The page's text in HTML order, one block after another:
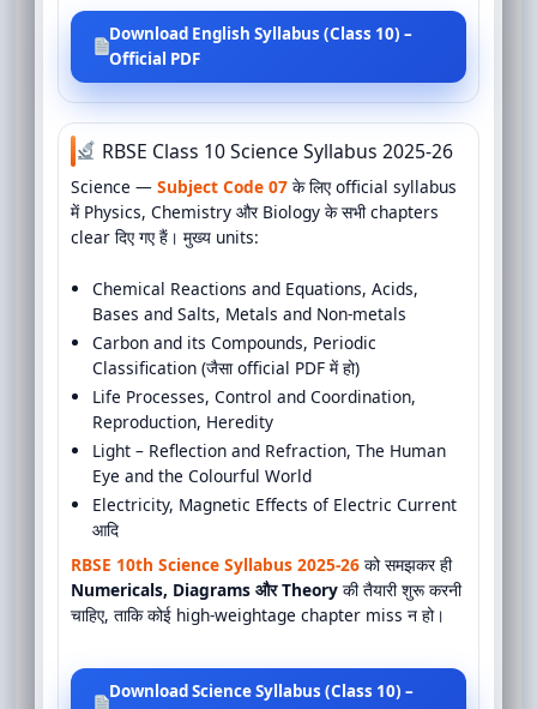
Download English Syllabus (Class 10) –
Official PDF
RBSE Class 10 Science Syllabus 2025-26
Science — Subject Code 07के लिए official syllabus
में Physics, Chemistry और Biology के सभी chapters
clear दिए गए हैं। मुख्य units:
Chemical Reactions and Equations, Acids,
Bases and Salts, Metals and Non-metals
Carbon and its Compounds, Periodic
Classification (जैसा official PDF में हो)
Life Processes, Control and Coordination,
Reproduction, Heredity
Light – Reflection and Refraction, The Human
Eye and the Colourful World
Electricity, Magnetic Effects of Electric Current
आदि
RBSE 10th Science Syllabus 2025-26को समझकर ही
Numericals, Diagrams और Theoryकी तैयारी शुरू करनी
चाहिए, ताकि कोई high-weightage chapter miss न हो।
Download Science Syllabus (Class 10) –